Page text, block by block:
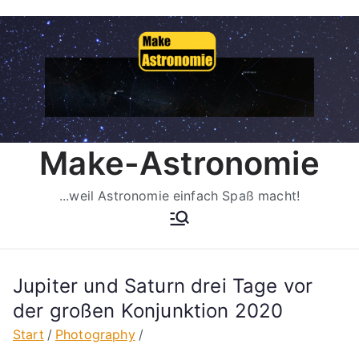
Inhalt
springen
Make-Astronomie
...weil Astronomie einfach Spaß macht!
Jupiter und Saturn drei Tage vor
der großen Konjunktion 2020
Start
Photography